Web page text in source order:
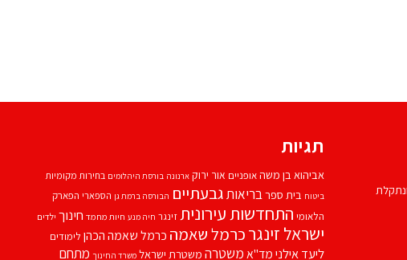
תגיות
אביהוא בן משהאופניים אור ירוק ארנונה בורסת היהלומים בחירות מקומיות
ביטוח בית ספרבריאותגבעתיים הבורסה ברמת גן הספארי הפארק
הלאומי התחדשות עירוניתזינגר חיה מנע חיות מחמד חינוך ילדים
ישראל זינגרכרמל שאמה כרמל שאמה הכהן לימודים
ליעד אילנימד''אמשטרה משטרת ישראל משרד החינוך מתחם